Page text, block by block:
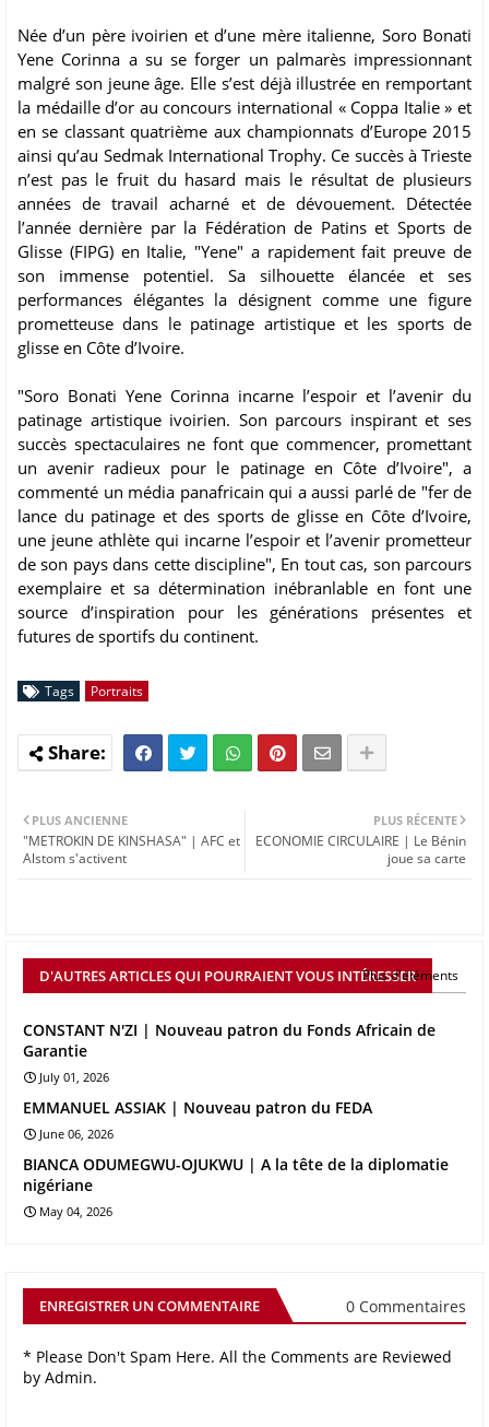
Née d’un père ivoirien et d’une mère italienne, Soro Bonati
Yene Corinna a su se forger un palmarès impressionnant
malgré son jeune âge. Elle s’est déjà illustrée en remportant
la médaille d’or au concours international « Coppa Italie » et
en se classant quatrième aux championnats d’Europe 2015
ainsi qu’au Sedmak International Trophy. Ce succès à Trieste
n’est pas le fruit du hasard mais le résultat de plusieurs
années de travail acharné et de dévouement. Détectée
l’année dernière par la Fédération de Patins et Sports de
Glisse (FIPG) en Italie, "Yene" a rapidement fait preuve de
son immense potentiel. Sa silhouette élancée et ses
performances élégantes la désignent comme une figure
prometteuse dans le patinage artistique et les sports de
glisse en Côte d’Ivoire.
"Soro Bonati Yene Corinna incarne l’espoir et l’avenir du
patinage artistique ivoirien. Son parcours inspirant et ses
succès spectaculaires ne font que commencer, promettant
un avenir radieux pour le patinage en Côte d’Ivoire", a
commenté un média panafricain qui a aussi parlé de "fer de
lance du patinage et des sports de glisse en Côte d’Ivoire,
une jeune athlète qui incarne l’espoir et l’avenir prometteur
de son pays dans cette discipline", En tout cas, son parcours
exemplaire et sa détermination inébranlable en font une
source d’inspiration pour les générations présentes et
futures de sportifs du continent.
Tags Portraits
PLUS RÉCENTE
ECONOMIE CIRCULAIRE | Le Bénin
joue sa carte
PLUS ANCIENNE
"METROKIN DE KINSHASA" | AFC et
Alstom s'activent
D'AUTRES ARTICLES QUI POURRAIENT VOUS INTÉRESSER
Plus d'éléments
CONSTANT N'ZI | Nouveau patron du Fonds Africain de
Garantie
July 01, 2026
EMMANUEL ASSIAK | Nouveau patron du FEDA
June 06, 2026
BIANCA ODUMEGWU-OJUKWU | A la tête de la diplomatie
nigériane
May 04, 2026
ENREGISTRER UN COMMENTAIRE 0 Commentaires
* Please Don't Spam Here. All the Comments are Reviewed
by Admin.